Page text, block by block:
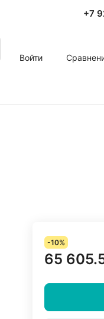
+7
Войти
-10%
65